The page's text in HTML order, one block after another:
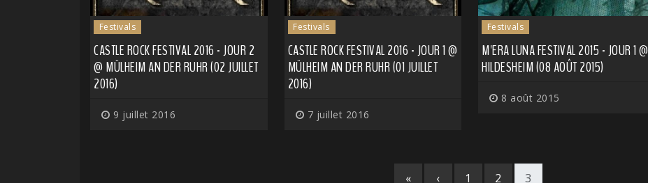
Festivals
CASTLE ROCK FESTIVAL 2016 - JOUR 2
@ MÜLHEIM AN DER RUHR (02 JUILLET
2016)
9 juillet 2016
Festivals
CASTLE ROCK FESTIVAL 2016 - JOUR 1 @
MÜLHEIM AN DER RUHR (01 JUILLET
2016)
7 juillet 2016
Festivals
M'ERA LUNA FESTIVAL 2015 - JOUR 1 @
HILDESHEIM (08 AOÛT 2015)
8 août 2015
« ‹ 1 2 3